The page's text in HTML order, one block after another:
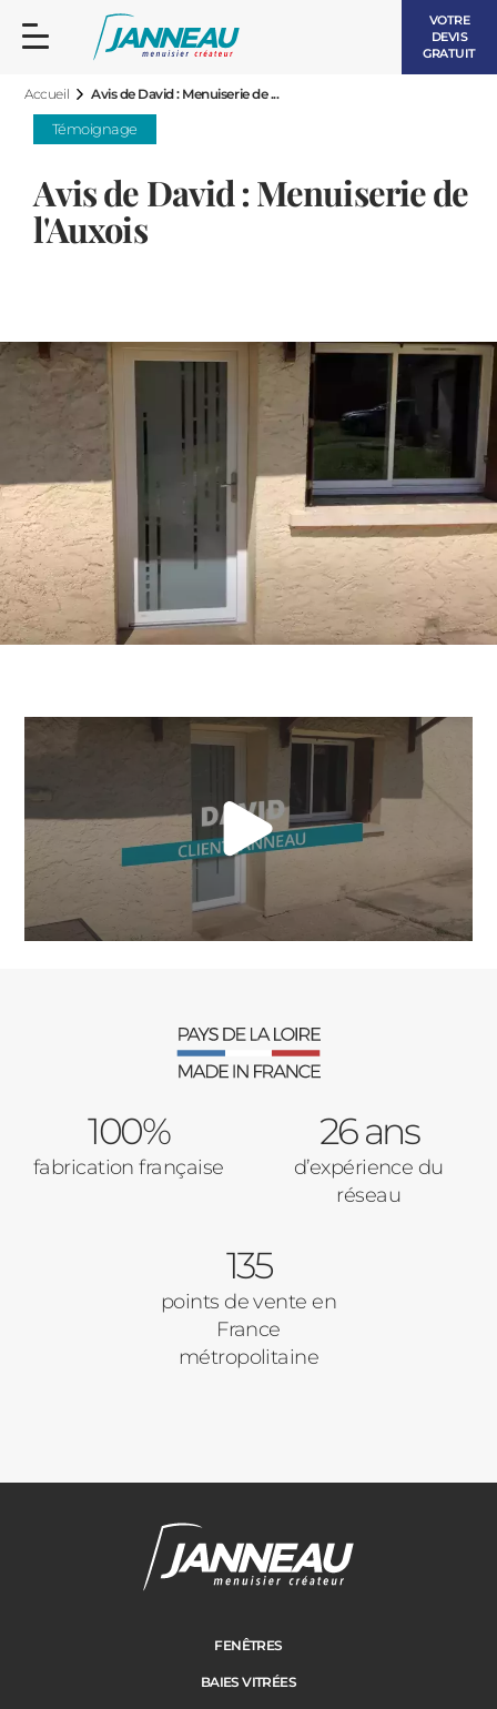
VOTRE
DEVIS
GRATUIT
Accueil Avis de David : Menuiserie de ...
Témoignage
Avis de David : Menuiserie de
l'Auxois
100%
fabrication française
26 ans
d’expérience du
réseau
135
points de vente en
France
métropolitaine
FENÊTRES
BAIES VITRÉES
Janneau Menuisier Créateur
FENÊTRES ET PORTES-FENÊTRES
PVC
ALUMINIUM
PORTES D’ENTRÉELES INTEMPORELLES
LES LUMINEUSES
VOLETS ROULANTS
PERGOLAS
PORTAILS ET PORTILLONS
CARPORTS
CLÔTURES